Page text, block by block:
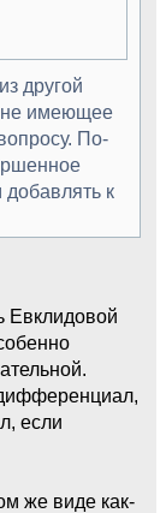
другой
не имеющее
По-
к
Евклидовой
если
же виде как-